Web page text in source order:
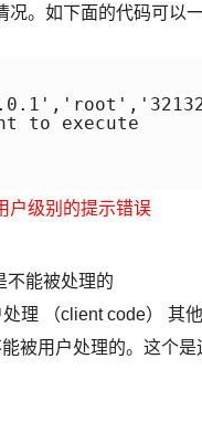
。如下面的代码可以
to execute
户级别的提示错误
不能被处理的
理 （client code） 其
被用户处理的。这个是